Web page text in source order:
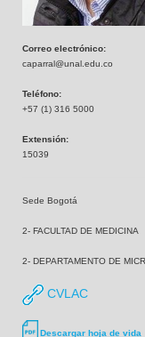
Correo electrónico:
caparral@unal.edu.co
Teléfono:
+57 (1) 316 5000
Extensión:
15039
Sede Bogotá
2- FACULTAD DE MEDICINA
2- DEPARTAMENTO DE
CVLAC
Descargar hoja de vida